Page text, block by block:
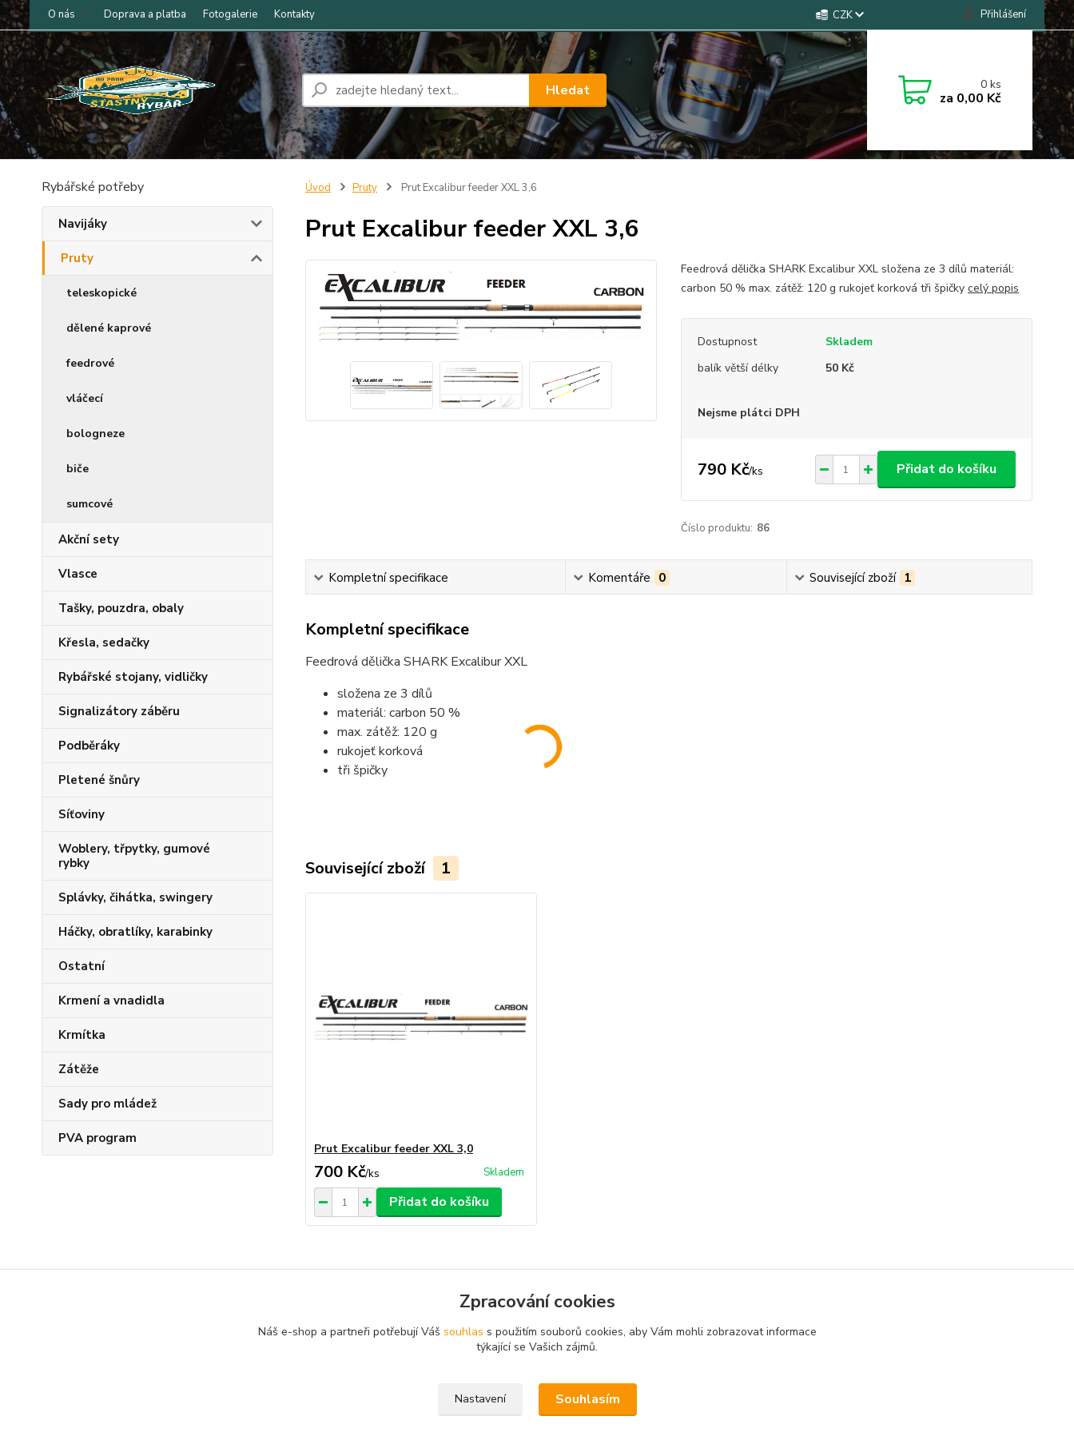
O nás Doprava a platba Fotogalerie Kontakty CZK Přihlášení
Hledat 0ks
za 0,00 Kč
Rybářské potřeby
Navijáky
Pruty
teleskopické
dělené kaprové
feedrové
vláčecí
bologneze
biče
sumcové
Akční sety
Vlasce
Tašky, pouzdra, obaly
Křesla, sedačky
Rybářské stojany, vidličky
Signalizátory záběru
Podběráky
Pletené šnůry
Síťoviny
Woblery, třpytky, gumové
rybky
Splávky, čihátka, swingery
Háčky, obratlíky, karabinky
Ostatní
Krmení a vnadidla
Krmítka
Zátěže
Sady pro mládež
PVA program
Úvod Pruty Prut Excalibur feeder XXL 3,6
Prut Excalibur feeder XXL 3,6
Feedrová dělička SHARK Excalibur XXL složena ze 3 dílů materiál:
carbon 50 % max. zátěž: 120 g rukojeť korková tři špičky celý popis
Dostupnost
Skladem
balík větší délky
50 Kč
Nejsme plátci DPH
790 Kč/ks Přidat do košíku
Číslo produktu: 86
Kompletní specifikace Komentáře 0 Související zboží 1
Kompletní specifikace
Feedrová dělička SHARK Excalibur XXL
složena ze 3 dílů
materiál: carbon 50 %
max. zátěž: 120 g
rukojeť korková
tři špičky
Související zboží 1
Prut Excalibur feeder XXL 3,0
700 Kč/ks Skladem
Přidat do košíku
Zboží zařazeno v kategoriích
feedrové
Zpracování cookies
Náš e-shop a partneři potřebují Váš souhlas s použitím souborů cookies, aby Vám mohli zobrazovat informace
týkající se Vašich zájmů.
Nastavení Souhlasím